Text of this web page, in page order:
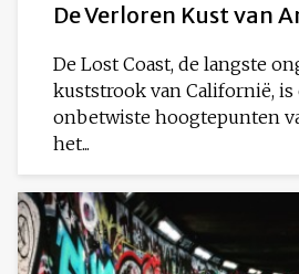
De Verloren Kust van
De Lost Coast, de langste
kuststrook van Californië, is
onbetwiste hoogtepunten
het...